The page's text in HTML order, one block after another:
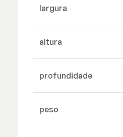
largura
altura
profundidade
peso